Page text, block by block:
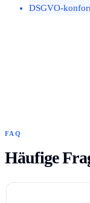
DSGVO-
FAQ
Häufige